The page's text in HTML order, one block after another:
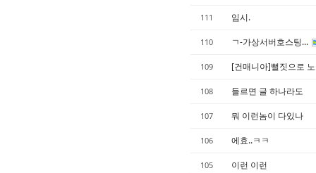
111 임시.
110 ㄱ-가상서버호스팅...
109 [건매니아]뻘짓으로
108 들르면 글 하나라도
107 뭐 이런놈이 다있나
106 에효..ㅋㅋ
105 이런 이런